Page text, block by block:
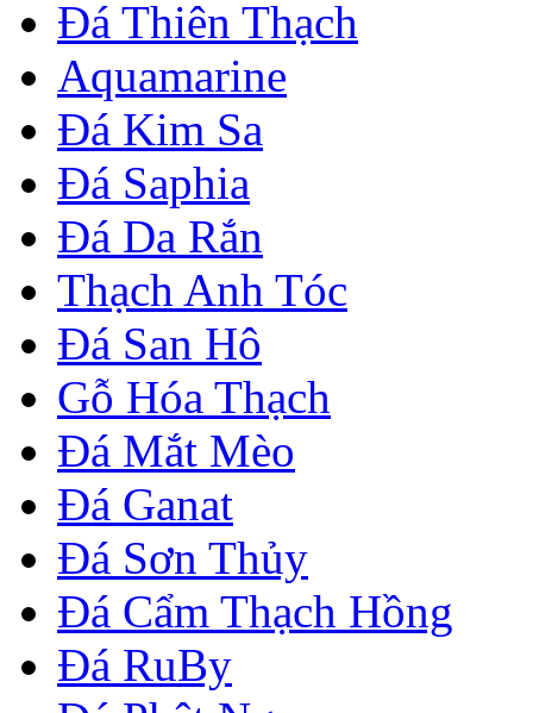
Đá Thiên Thạch
Aquamarine
Đá Kim Sa
Đá Saphia
Đá Da Rắn
Thạch Anh Tóc
Đá San Hô
Gỗ Hóa Thạch
Đá Mắt Mèo
Đá Ganat
Đá Sơn Thủy
Đá Cẩm Thạch Hồng
Đá RuBy